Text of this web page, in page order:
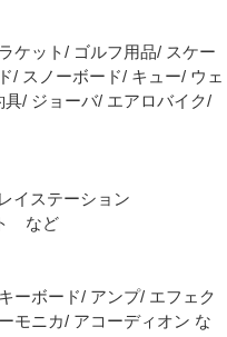
ケット/ ゴルフ用品/ スケー
/ スノーボード/ キュー/ ウェ
/ ジョーバ/ エアロバイク/
イステーション
など
ーボード/ アンプ/ エフェク
モニカ/ アコーディオン な